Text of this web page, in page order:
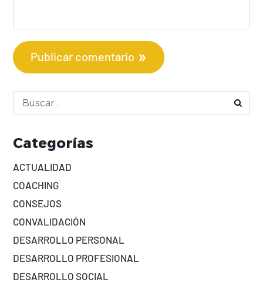
Publicar comentario
Categorías
ACTUALIDAD
COACHING
CONSEJOS
CONVALIDACIÓN
DESARROLLO PERSONAL
DESARROLLO PROFESIONAL
DESARROLLO SOCIAL